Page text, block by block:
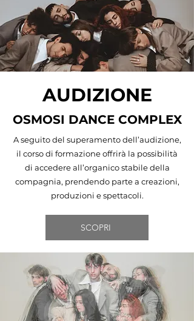
AUDIZIONE
OSMOSI DANCE COMPLEX
A seguito del superamento dell’audizione,
il corso di formazione offrirà la possibilità
di accedere all’organico stabile della
compagnia, prendendo parte a creazioni,
produzioni e spettacoli.
SCOPRI